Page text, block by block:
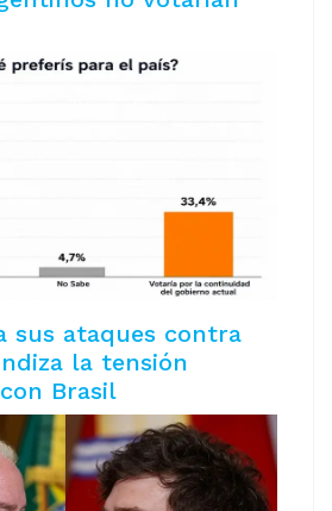
sus ataques contra
la tensión
Brasil